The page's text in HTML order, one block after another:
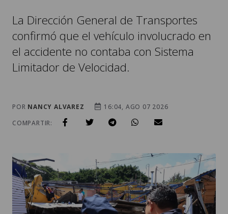
La Dirección General de Transportes
confirmó que el vehículo involucrado en
el accidente no contaba con Sistema
Limitador de Velocidad.
POR NANCY ALVAREZ
16:04, AGO 07 2026
COMPARTIR: